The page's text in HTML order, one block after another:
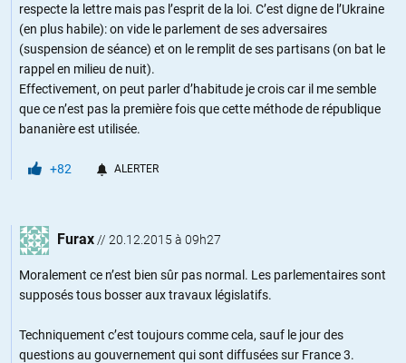
respecte la lettre mais pas l’esprit de la loi. C’est digne de l’Ukraine
(en plus habile): on vide le parlement de ses adversaires
(suspension de séance) et on le remplit de ses partisans (on bat le
rappel en milieu de nuit).
Effectivement, on peut parler d’habitude je crois car il me semble
que ce n’est pas la première fois que cette méthode de république
bananière est utilisée.
+82 ALERTER
Furax// 20.12.2015 à 09h27
Moralement ce n’est bien sûr pas normal. Les parlementaires sont
supposés tous bosser aux travaux législatifs.
Techniquement c’est toujours comme cela, sauf le jour des
questions au gouvernement qui sont diffusées sur France 3.